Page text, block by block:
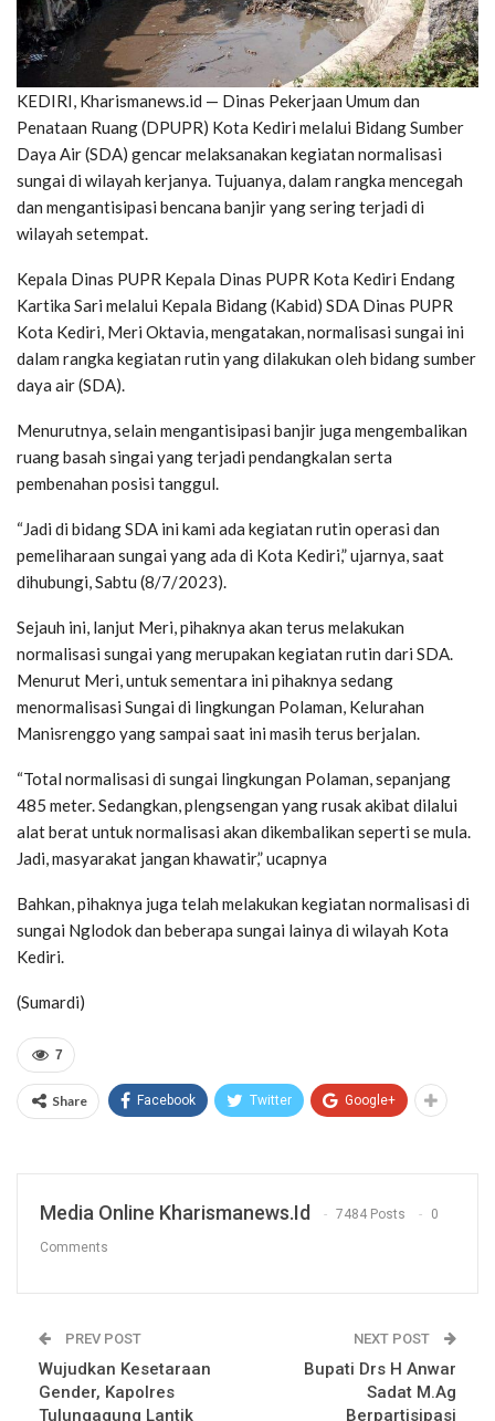
KEDIRI, Kharismanews.id — Dinas Pekerjaan Umum dan
Penataan Ruang (DPUPR) Kota Kediri melalui Bidang Sumber
Daya Air (SDA) gencar melaksanakan kegiatan normalisasi
sungai di wilayah kerjanya. Tujuanya, dalam rangka mencegah
dan mengantisipasi bencana banjir yang sering terjadi di
wilayah setempat.
Kepala Dinas PUPR Kepala Dinas PUPR Kota Kediri Endang
Kartika Sari melalui Kepala Bidang (Kabid) SDA Dinas PUPR
Kota Kediri, Meri Oktavia, mengatakan, normalisasi sungai ini
dalam rangka kegiatan rutin yang dilakukan oleh bidang sumber
daya air (SDA).
Menurutnya, selain mengantisipasi banjir juga mengembalikan
ruang basah singai yang terjadi pendangkalan serta
pembenahan posisi tanggul.
“Jadi di bidang SDA ini kami ada kegiatan rutin operasi dan
pemeliharaan sungai yang ada di Kota Kediri,” ujarnya, saat
dihubungi, Sabtu (8/7/2023).
Sejauh ini, lanjut Meri, pihaknya akan terus melakukan
normalisasi sungai yang merupakan kegiatan rutin dari SDA.
Menurut Meri, untuk sementara ini pihaknya sedang
menormalisasi Sungai di lingkungan Polaman, Kelurahan
Manisrenggo yang sampai saat ini masih terus berjalan.
“Total normalisasi di sungai lingkungan Polaman, sepanjang
485 meter. Sedangkan, plengsengan yang rusak akibat dilalui
alat berat untuk normalisasi akan dikembalikan seperti se mula.
Jadi, masyarakat jangan khawatir,” ucapnya
Bahkan, pihaknya juga telah melakukan kegiatan normalisasi di
sungai Nglodok dan beberapa sungai lainya di wilayah Kota
Kediri.
(Sumardi)
7
Share Facebook Twitter Google+
Media Online Kharismanews.id 7484 Posts 0
Comments
PREV POST
Wujudkan Kesetaraan
Gender, Kapolres
Tulungagung Lantik
NEXT POST
Bupati Drs H Anwar
Sadat M.Ag
Berpartisipasi